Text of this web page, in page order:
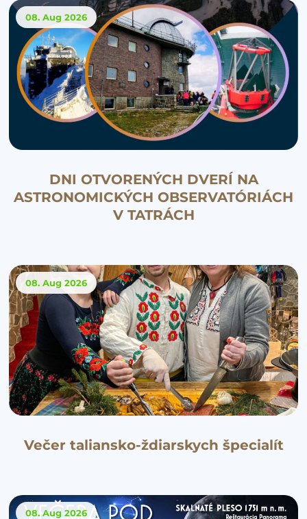
08. Aug 2026
DNI OTVORENÝCH DVERÍ NA
ASTRONOMICKÝCH OBSERVATÓRIÁCH
V TATRÁCH
08. Aug 2026
Večer taliansko-ždiarskych špecialít
08. Aug 2026